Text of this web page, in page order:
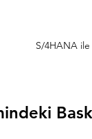
S/4HANA